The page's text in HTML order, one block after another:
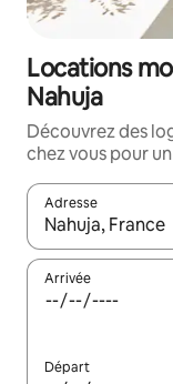
Locations
Nahuja
Découvrez des
chez vous pour
Adresse
Lorsque les
Arrivée
Départ